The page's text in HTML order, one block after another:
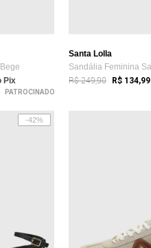
Pix
PATROCINADO
Santa Lolla
R$ 249,90 R$ 134,99
-42%